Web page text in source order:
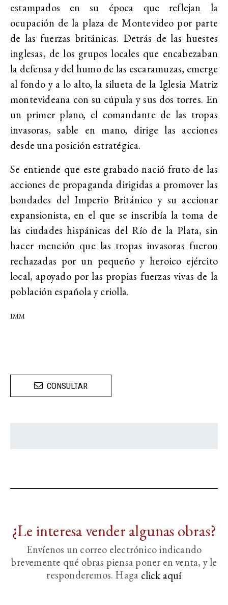
estampados en su época que reflejan la
ocupación de la plaza de Montevideo por parte
de las fuerzas británicas. Detrás de las huestes
inglesas, de los grupos locales que encabezaban
la defensa y del humo de las escaramuzas, emerge
al fondo y a lo alto, la silueta de la Iglesia Matriz
montevideana con su cúpula y sus dos torres. En
un primer plano, el comandante de las tropas
invasoras, sable en mano, dirige las acciones
desde una posición estratégica.
Se entiende que este grabado nació fruto de las
acciones de propaganda dirigidas a promover las
bondades del Imperio Británico y su accionar
expansionista, en el que se inscribía la toma de
las ciudades hispánicas del Río de la Plata, sin
hacer mención que las tropas invasoras fueron
rechazadas por un pequeño y heroico ejército
local, apoyado por las propias fuerzas vivas de la
población española y criolla.
IMM
CONSULTAR
¿Le interesa vender algunas obras?
Envíenos un correo electrónico indicando
brevemente qué obras piensa poner en venta, y le
responderemos. Haga click aquí­